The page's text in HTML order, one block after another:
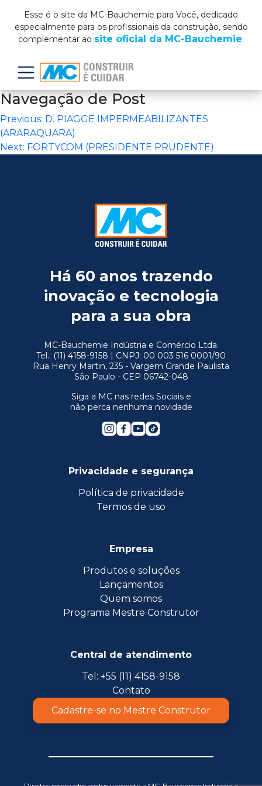
Esse é o site da MC-Bauchemie para Você, dedicado
especialmente para os profissionais da construção, sendo
complementar ao site oficial da MC-Bauchemie.
Menu
Navegação de Post
Previous: D. PIAGGE IMPERMEABILIZANTES
(ARARAQUARA)
Next: FORTYCOM (PRESIDENTE PRUDENTE)
Há 60 anos trazendo
inovação e tecnologia
para a sua obra
MC-Bauchemie Indústria e Comércio Ltda.
Tel.: (11) 4158-9158 | CNPJ: 00 003 516 0001/90
Rua Henry Martin, 235 - Vargem Grande Paulista
São Paulo - CEP 06742-048
Siga a MC nas redes Sociais e
não perca nenhuma novidade
Privacidade e segurança
Política de privacidade
Termos de uso
Empresa
Produtos e soluções
Lançamentos
Quem somos
Programa Mestre Construtor
Central de atendimento
Tel: +55 (11) 4158-9158
Contato
Cadastre-se no Mestre Construtor